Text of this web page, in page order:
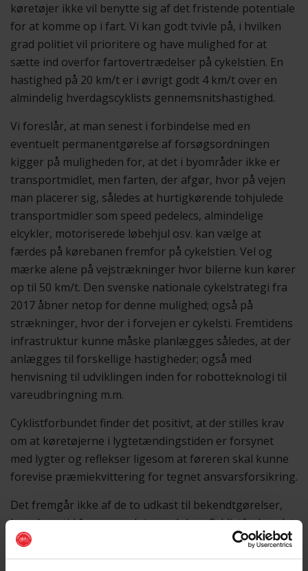
køretøjer ikke vil benytte sig af det fristende potentiale
for at komme op i fart. Vi kan godt tvivle på, i hvilken
grad politiet vil prioritere og have mulighed for at
sætte ind overfor fartovertrædelser på cykelstien. En
hastighed på 20 km/t er i øvrigt godt 4 km/t over en
almindelig hverdagscyklists gennemsnitshastighed.
Vi foreslår, at man senest i forbindelse med en
eventuelt permanentgørelse af forsøgsordningen
kigger på muligheden for, at det i byområder ikke er
transportmidlet, men farten, der afgør, hvor på vejen
man placerer sig, således at hurtigkørende tohjulede
transportmidler som speed pedelecs, almindelige
elcykler, motoriserede løbehjul osv. kan vælge at
færdes på kørebanen fremfor på cykelstien. Vel og
mærke alene på vejstrækninger hvor bilerne kun kører
op til 50 km/t. Den svenske nationale cykelstrategi fra
2017 åbner netop for denne mulighed; også på
strækninger, hvor der i forvejen er cykelsti. Fremtidens
infrastruktur kunne måske planlægges således, at der
anlægges til forskellige hastigheder; også med
henvisning til udviklingen inden for robotteknologi til
vareudbringning m.m.
Cyklistforbundet finder det positivt, at der stilles krav
om at køretøjerne i lygtetændingstiden er forsynet
med lygter og reflekser ligesom at føreren skal kunne
forevise præmiekvittering for tegnet ansvarsforsikring.
Det fremgår ikke af de to udkast til bekendtgørelser,
hvor lang tid forsøgsordningen løber. Cyklistforbundet
finder det afgørende, at der fastsættes en tydelig frist
for evaluering af forsøgsordningen på for eksempel 12